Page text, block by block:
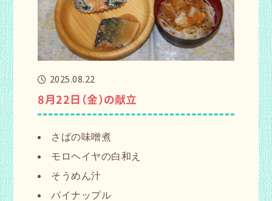
2025.08.22
8月22日（金）の献立
さばの味噌煮
モロヘイヤの白和え
そうめん汁
パイナップル